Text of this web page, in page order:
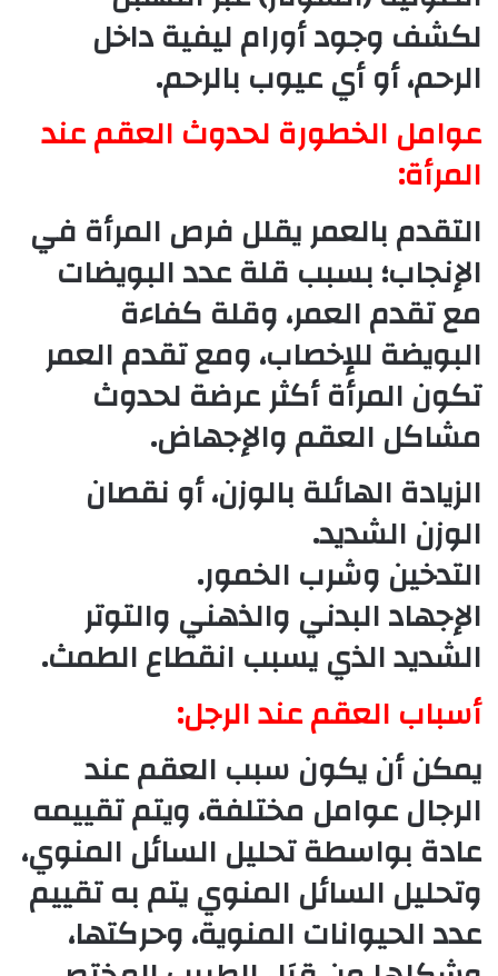
لكشف وجود أورام ليفية داخل
الرحم، أو أي عيوب بالرحم.
عوامل الخطورة لحدوث العقم عند
المرأة:
التقدم بالعمر يقلل فرص المرأة في
الإنجاب؛ بسبب قلة عدد البويضات
مع تقدم العمر، وقلة كفاءة
البويضة للإخصاب، ومع تقدم العمر
تكون المرأة أكثر عرضة لحدوث
مشاكل العقم والإجهاض.
الزيادة الهائلة بالوزن، أو نقصان
الوزن الشديد.
التدخين وشرب الخمور.
الإجهاد البدني والذهني والتوتر
الشديد الذي يسبب انقطاع الطمث.
أسباب العقم عند الرجل:
يمكن أن يكون سبب العقم عند
الرجال عوامل مختلفة، ويتم تقييمه
عادة بواسطة تحليل السائل المنوي،
وتحليل السائل المنوي يتم به تقييم
عدد الحيوانات المنوية، وحركتها،